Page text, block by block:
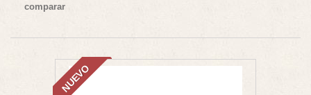
comparar
NUEVO